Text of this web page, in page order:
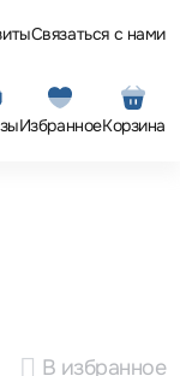
Связаться с нами
ИзбранноеКорзина
В избранное